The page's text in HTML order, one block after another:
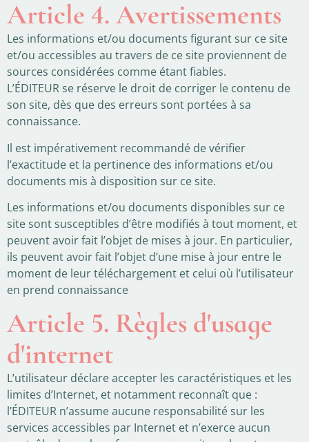
Article 4. Avertissements
Les informations et/ou documents figurant sur ce site
et/ou accessibles au travers de ce site proviennent de
sources considérées comme étant fiables.
L’ÉDITEUR se réserve le droit de corriger le contenu de
son site, dès que des erreurs sont portées à sa
connaissance.
Il est impérativement recommandé de vérifier
l’exactitude et la pertinence des informations et/ou
documents mis à disposition sur ce site.
Les informations et/ou documents disponibles sur ce
site sont susceptibles d’être modifiés à tout moment, et
peuvent avoir fait l’objet de mises à jour. En particulier,
ils peuvent avoir fait l’objet d’une mise à jour entre le
moment de leur téléchargement et celui où l’utilisateur
en prend connaissance
Article 5. Règles d'usage
d'internet
L’utilisateur déclare accepter les caractéristiques et les
limites d’Internet, et notamment reconnaît que :
l’ÉDITEUR n’assume aucune responsabilité sur les
services accessibles par Internet et n’exerce aucun